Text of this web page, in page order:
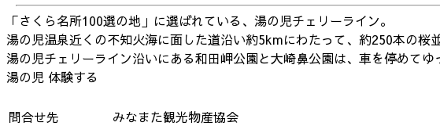
「さくら名所100選の地」に選ばれている、湯の児チェリーライン。
湯の児温泉近くの不知火海に面した道沿い約5kmにわたって、約250本の桜
湯の児チェリーライン沿いにある和田岬公園と大崎鼻公園は、車を停めてゆ
湯の児 体験する
問合せ先
みなまた観光物産協会